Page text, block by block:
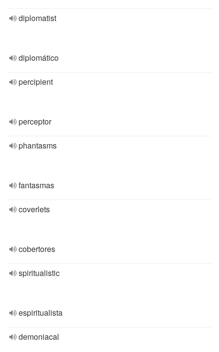
diplomatist
diplomático
percipient
perceptor
phantasms
fantasmas
coverlets
cobertores
spiritualistic
espiritualista
demoniacal